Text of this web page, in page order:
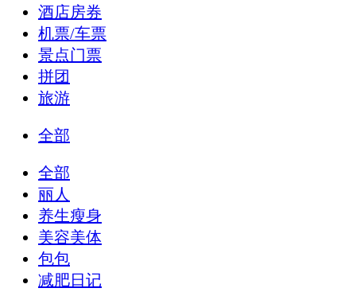
酒店房券
机票/车票
景点门票
拼团
旅游
全部
全部
丽人
养生瘦身
美容美体
包包
减肥日记